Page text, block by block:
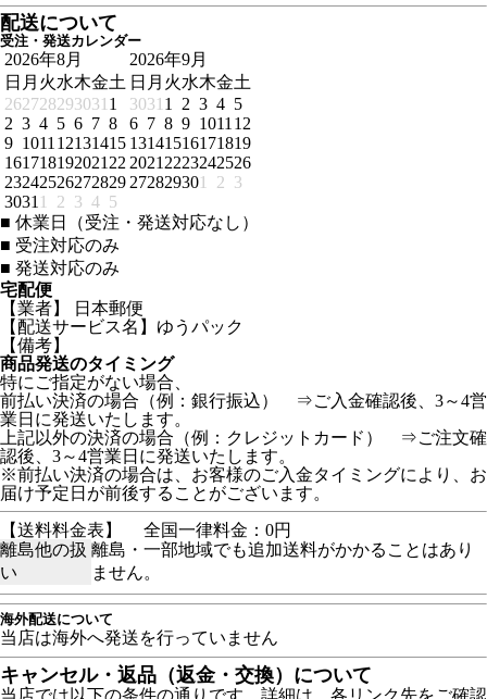
配送について
受注・発送カレンダー
2026年8月
日 月 火水木金土
262728293031 1
2 3 4 5 6 7 8
9 1011 12131415
161718192021 22
23242526272829
3031 1 2 3 4 5
2026年9月
日 月 火水木金土
3031 1 2 3 4 5
6 7 8 9 1011 12
13141516171819
2021 2223242526
272829301 2 3
■ 休業日（受注・発送対応なし）
■ 受注対応のみ
■ 発送対応のみ
宅配便
【業者】 日本郵便
【配送サービス名】ゆうパック
【備考】
商品発送のタイミング
特にご指定がない場合、
前払い決済の場合（例：銀行振込） ⇒ご入金確認後、3～4営
業日に発送いたします。
上記以外の決済の場合（例：クレジットカード） ⇒ご注文確
認後、3～4営業日に発送いたします。
※前払い決済の場合は、お客様のご入金タイミングにより、お
届け予定日が前後することがございます。
【送料料金表】
全国一律料金：0円
離島他の扱
い
離島・一部地域でも追加送料がかかることはあり
ません。
海外配送について
当店は海外へ発送を行っていません
キャンセル・返品（返金・交換）について
当店では以下の条件の通りです。詳細は、各リンク先をご確認